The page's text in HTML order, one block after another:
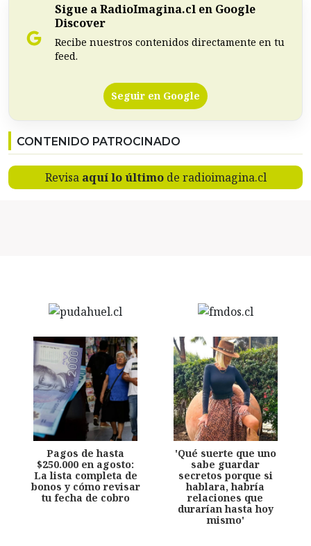
Sigue a RadioImagina.cl en Google
Discover
Recibe nuestros contenidos directamente en tu
feed.
Seguir en Google
CONTENIDO PATROCINADO
Revisa aquí lo últimode radioimagina.cl
Pagos de hasta
$250.000 en agosto:
La lista completa de
bonos y cómo revisar
tu fecha de cobro
'Qué suerte que uno
sabe guardar
secretos porque si
hablara, habría
relaciones que
durarían hasta hoy
mismo'